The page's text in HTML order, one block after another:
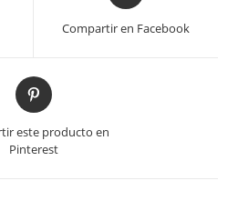
Compartir en Facebook
este producto en
Pinterest